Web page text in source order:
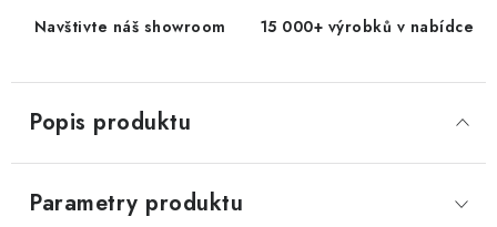
Navštivte náš showroom 15 000+ výrobků v nabídce
Popis produktu
Parametry produktu